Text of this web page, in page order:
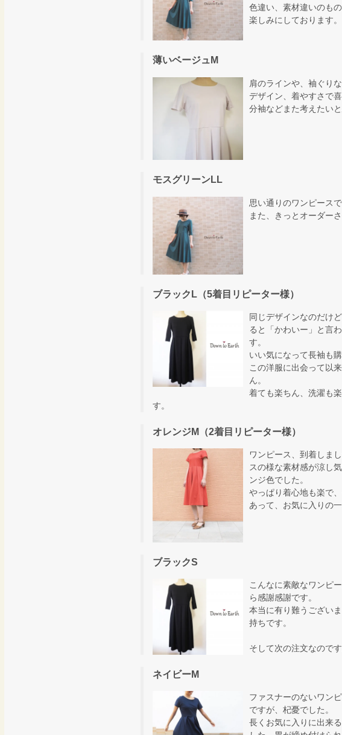
色違い、素材違いのも
楽しみにしております。
薄いベージュM
肩のラインや、袖ぐり
デザイン、着やすさで
分袖などまた考えたいと
モスグリーンLL
思い通りのワンピース
また、きっとオーダー
ブラックL（5着目リピーター様）
同じデザインなのだけ
ると「かわいー」と言
す。
いい気になって長袖も
この洋服に出会って以
ん。
着ても楽ちん、洗濯も
す。
オレンジM（2着目リピーター様）
ワンピース、到着しま
スの様な素材感が涼し
ンジ色でした。
やっぱり着心地も楽で
あって、お気に入りの
ブラックS
こんなに素敵なワンピ
ら感謝感謝です。
本当に有り難うござい
持ちです。
そして次の注文なので
ネイビーM
ファスナーのないワン
ですが、杞憂でした。
長くお気に入りに出来